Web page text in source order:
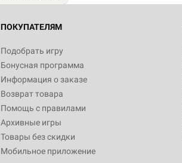
ПОКУПАТЕЛЯМ
Подобрать игру
Бонусная программа
Информация о заказе
Возврат товара
Помощь с правилами
Архивные игры
Товары без скидки
Мобильное приложение